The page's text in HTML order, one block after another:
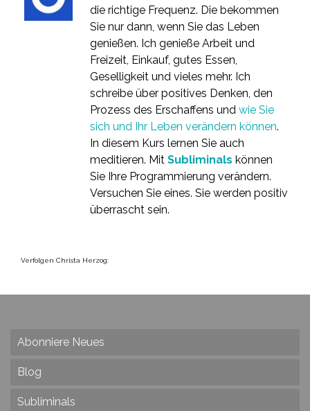
Verfolgen Christa Herzog:
die richtige Frequenz. Die bekommen
Sie nur dann, wenn Sie das Leben
genießen. Ich genieße Arbeit und
Freizeit, Einkauf, gutes Essen,
Geselligkeit und vieles mehr. Ich
schreibe über positives Denken, den
Prozess des Erschaffens und wie Sie
sich und Ihr Leben verändern können.
In diesem Kurs lernen Sie auch
meditieren. Mit Subliminals können
Sie Ihre Programmierung verändern.
Versuchen Sie eines. Sie werden positiv
überrascht sein.
Abonniere Neues
Blog
Subliminals